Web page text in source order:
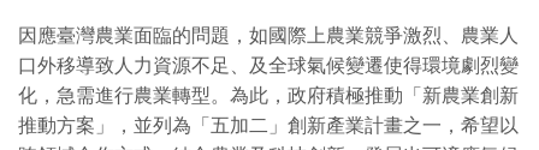
因應臺灣農業面臨的問題，如國際上農業競爭激烈、農業人
口外移導致人力資源不足、及全球氣候變遷使得環境劇烈變
化，急需進行農業轉型。為此，政府積極推動「新農業創新
推動方案」，並列為「五加二」創新產業計畫之一，希望以